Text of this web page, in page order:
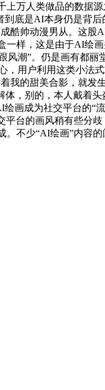
万人类做品的数据
底是AI本身仍是背
酷帅动漫男从。这股
一样，这是由于AI绘
风潮”。仍是画有都丽
，用户利用这类小法
我的甜美合影，就发
，别的，本人戴着
画成为社交平台的“
台的画风稍有些分歧
不少“AI绘画”内容